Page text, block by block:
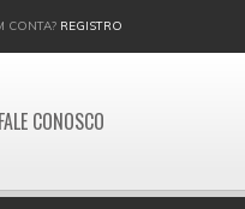
CONTA? REGISTRO
FALE CONOSCO